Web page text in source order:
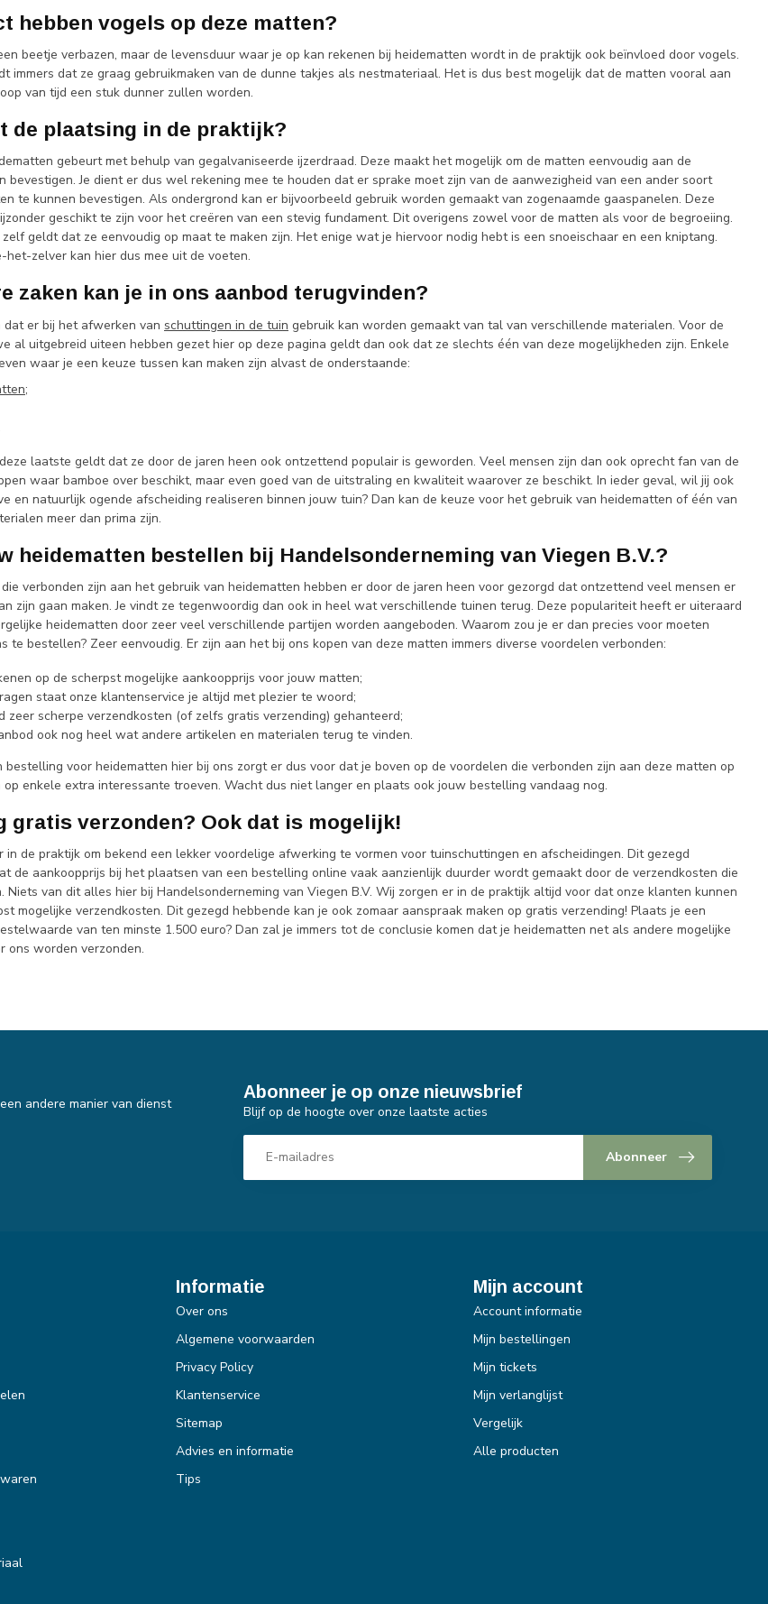
hebben vogels op deze matten?
beetje verbazen, maar de levensduur waar je op kan rekenen bij heidematten wordt in de praktijk ook beïnvloed door vogels.
immers dat ze graag gebruikmaken van de dunne takjes als nestmateriaal. Het is dus best mogelijk dat de matten vooral aan
van tijd een stuk dunner zullen worden.
de plaatsing in de praktijk?
gebeurt met behulp van gegalvaniseerde ijzerdraad. Deze maakt het mogelijk om de matten eenvoudig aan de
bevestigen. Je dient er dus wel rekening mee te houden dat er sprake moet zijn van de aanwezigheid van een ander soort
te kunnen bevestigen. Als ondergrond kan er bijvoorbeeld gebruik worden gemaakt van zogenaamde gaaspanelen. Deze
geschikt te zijn voor het creëren van een stevig fundament. Dit overigens zowel voor de matten als voor de begroeiing.
geldt dat ze eenvoudig op maat te maken zijn. Het enige wat je hiervoor nodig hebt is een snoeischaar en een kniptang.
het-zelver kan hier dus mee uit de voeten.
zaken kan je in ons aanbod terugvinden?
er bij het afwerken van schuttingen in de tuin gebruik kan worden gemaakt van tal van verschillende materialen. Voor de
al uitgebreid uiteen hebben gezet hier op deze pagina geldt dan ook dat ze slechts één van deze mogelijkheden zijn. Enkele
waar je een keuze tussen kan maken zijn alvast de onderstaande:
;
laatste geldt dat ze door de jaren heen ook ontzettend populair is geworden. Veel mensen zijn dan ook oprecht fan van de
waar bamboe over beschikt, maar even goed van de uitstraling en kwaliteit waarover ze beschikt. In ieder geval, wil jij ook
en natuurlijk ogende afscheiding realiseren binnen jouw tuin? Dan kan de keuze voor het gebruik van heidematten of één van
meer dan prima zijn.
heidematten bestellen bij Handelsonderneming van Viegen B.V.?
verbonden zijn aan het gebruik van heidematten hebben er door de jaren heen voor gezorgd dat ontzettend veel mensen er
zijn gaan maken. Je vindt ze tegenwoordig dan ook in heel wat verschillende tuinen terug. Deze populariteit heeft er uiteraard
heidematten door zeer veel verschillende partijen worden aangeboden. Waarom zou je er dan precies voor moeten
te bestellen? Zeer eenvoudig. Er zijn aan het bij ons kopen van deze matten immers diverse voordelen verbonden:
op de scherpst mogelijke aankoopprijs voor jouw matten;
staat onze klantenservice je altijd met plezier te woord;
zeer scherpe verzendkosten (of zelfs gratis verzending) gehanteerd;
ook nog heel wat andere artikelen en materialen terug te vinden.
voor heidematten hier bij ons zorgt er dus voor dat je boven op de voordelen die verbonden zijn aan deze matten op
op enkele extra interessante troeven. Wacht dus niet langer en plaats ook jouw bestelling vandaag nog.
gratis verzonden? Ook dat is mogelijk!
in de praktijk om bekend een lekker voordelige afwerking te vormen voor tuinschuttingen en afscheidingen. Dit gezegd
de aankoopprijs bij het plaatsen van een bestelling online vaak aanzienlijk duurder wordt gemaakt door de verzendkosten die
Niets van dit alles hier bij Handelsonderneming van Viegen B.V. Wij zorgen er in de praktijk altijd voor dat onze klanten kunnen
mogelijke verzendkosten. Dit gezegd hebbende kan je ook zomaar aanspraak maken op gratis verzending! Plaats je een
van ten minste 1.500 euro? Dan zal je immers tot de conclusie komen dat je heidematten net als andere mogelijke
ons worden verzonden.
andere manier van dienst
Abonneer je op onze nieuwsbrief
Blijf op de hoogte over onze laatste acties
Abonneer
Informatie
Over ons
Algemene voorwaarden
Privacy Policy
Klantenservice
Sitemap
Advies en informatie
Tips
Mijn account
Account informatie
Mijn bestellingen
Mijn tickets
Mijn verlanglijst
Vergelijk
Alle producten